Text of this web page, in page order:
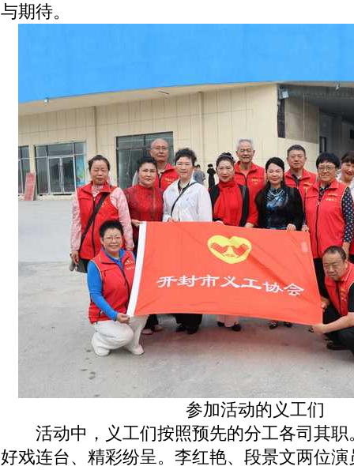
与期待。
参加活动的义工们
活动中，义工们按照预先的分工各司其职
好戏连台、精彩纷呈。李红艳、段景文两位